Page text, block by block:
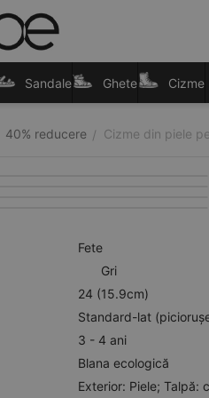
Sandale Ghete Cizme
40% reducere / Cizme din piele
Fete
Gri
24 (15.9cm)
Standard-lat
3 - 4 ani
Blana ecologică
Exterior: Piele; Talpă: